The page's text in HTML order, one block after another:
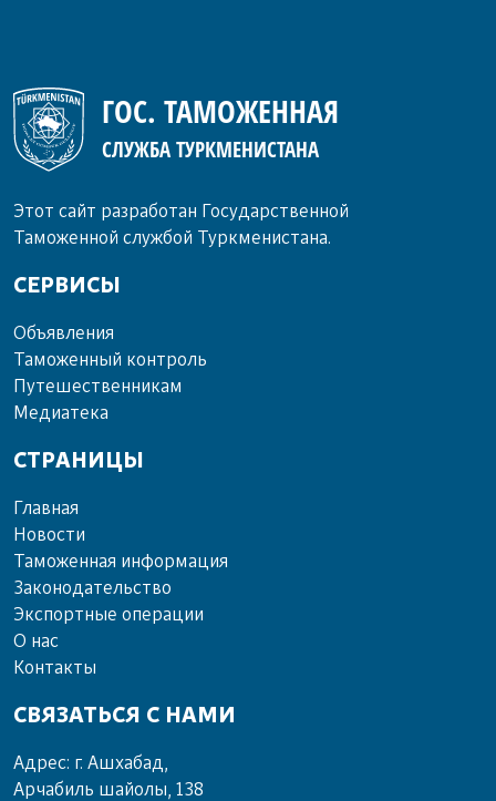
ГОС. ТАМОЖЕННАЯ
СЛУЖБА ТУРКМЕНИСТАНА
Этот сайт разработан Государственной
Таможенной службой Туркменистана.
СЕРВИСЫ
Объ­яв­ле­ния
Та­мо­жен­ный кон­троль
Пу­те­шест­вен­ни­кам
Ме­диа­те­ка
СТРАНИЦЫ
Главная
Новости
Таможенная информация
Законодательство
Экспортные операции
О нас
Контакты
СВЯЗАТЬСЯ С НАМИ
Адрес: г. Ашхабад,
Арчабиль шайолы, 138